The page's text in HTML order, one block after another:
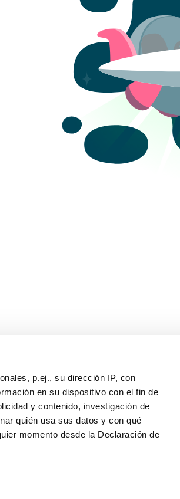
p.ej., su dirección IP, con
en su dispositivo con el fin de
y contenido, investigación de
quién usa sus datos y con qué
momento desde la Declaración de